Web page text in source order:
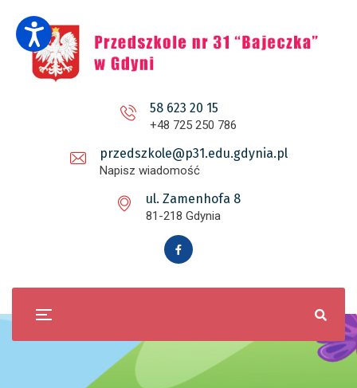
58 623 20 15
+48 725 250 786
przedszkole@p31.edu.gdynia.pl
Napisz wiadomość
ul. Zamenhofa 8
81-218 Gdynia